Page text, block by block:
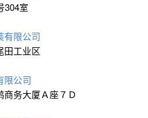
304室
有限公司
田工业区
限公司
务大厦Ａ座７Ｄ